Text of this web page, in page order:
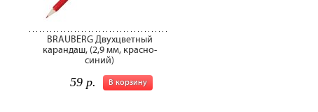
BRAUBERG Двухцветный
карандаш, (2,9 мм, красно-
синий)
В корзину
59 р.